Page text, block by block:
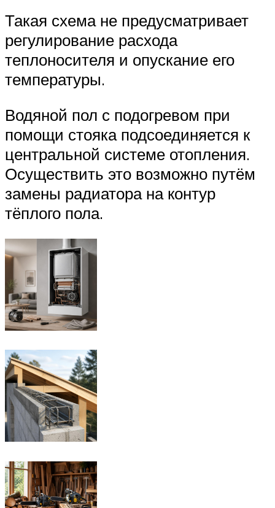
Такая схема не предусматривает
регулирование расхода
теплоносителя и опускание его
температуры.
Водяной пол с подогревом при
помощи стояка подсоединяется к
центральной системе отопления.
Осуществить это возможно путём
замены радиатора на контур
тёплого пола.